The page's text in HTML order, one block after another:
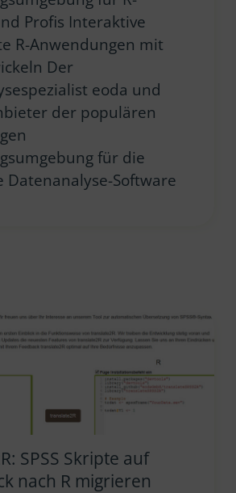
Profis Interaktive
R-Anwendungen mit
Der
eoda und
der populären
für die
Datenanalyse-Software
SPSS Skripte auf
nach R migrieren